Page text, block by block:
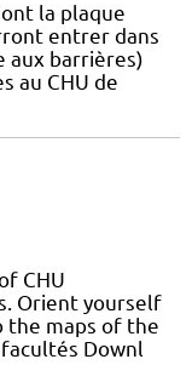
la plaque
entrer dans
aux barrières)
au CHU de
CHU
Orient yourself
the maps of the
Downl